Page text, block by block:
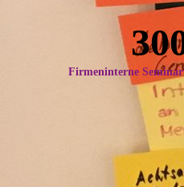
Firmeninterne